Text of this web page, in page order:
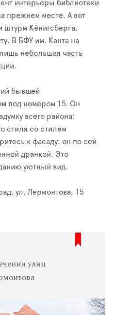
интерьеры библиотеки
прежнем месте. А вот
штурм Кёнигсберга,
В БФУ им. Канта на
небольшая часть
бывшей
под номером 15. Он
всего района:
стиля со стилем
к фасаду: он по сей
дранкой. Это
уютный вид.
ул. Лермонтова, 15
улиц